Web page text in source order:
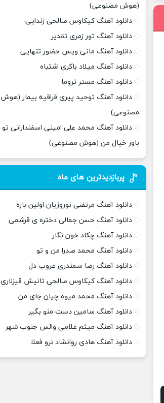
(هوش مصنوعی)
دانلود آهنگ کیکاوس صالحی زندایی
دانلود آهنگ تور زمری تقدیر
دانلود آهنگ مانی ویس حضور تنهایی
دانلود آهنگ میلاد باکری اشتباه
دانلود آهنگ مستر تروما
دانلود آهنگ توحید پیری قراقیه بیمار (هوش
مصنوعی)
دانلود آهنگ محمد علی امینی اسفندارانی تو
باور خیال من (هوش مصنوعی)
پربازدیدترین های ماه
دانلود آهنگ مرتضی نوروزیان اولین باره
دانلود آهنگ حسن جمالی دختره ی قرشمی
دانلود آهنگ چکاد خون نگار
دانلود آهنگ محمد صدرا من و تو
دانلود آهنگ رضا سمندری غروب دل
دانلود آهنگ کیکاوس صالحی تانیش قیزلاری
دانلود آهنگ محمد میوه چیان جای من
دانلود آهنگ سامین دست منو بگیر
دانلود آهنگ میثم غلامی والس جنوب شهر
دانلود آهنگ هادی روانشاد نرو فعلا